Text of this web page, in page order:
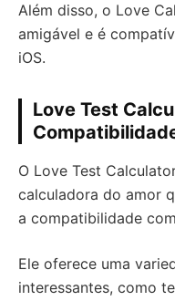
Além disso, o Love
amigável e é
iOS.
Love Test
O Love Test
calculadora do amor
a compatibilidade
Ele oferece uma
interessantes, como